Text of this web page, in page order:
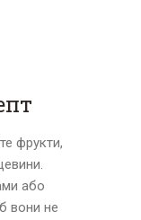
фрукти,
або
вони не